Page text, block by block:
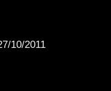
10/2011